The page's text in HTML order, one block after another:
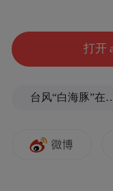
打开
台风“白海豚”在浙江玉环